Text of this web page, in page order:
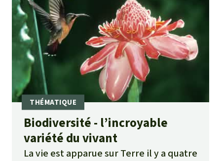
Biodiversité - l’incroyable
variété du vivant
La vie est apparue sur Terre il y a quatre